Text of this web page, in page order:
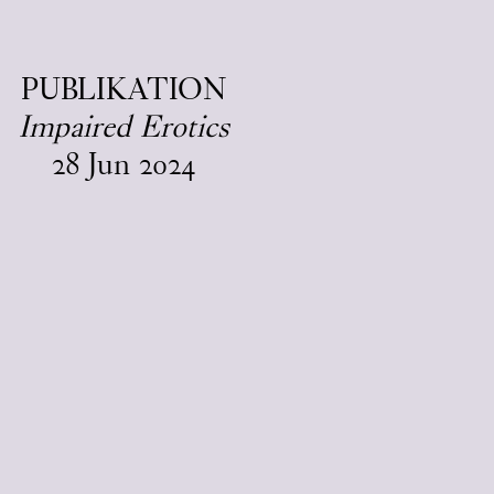
PUBLIKATION
Impaired Erotics
28 Jun 2024